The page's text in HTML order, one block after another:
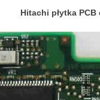
Hitachi płytka